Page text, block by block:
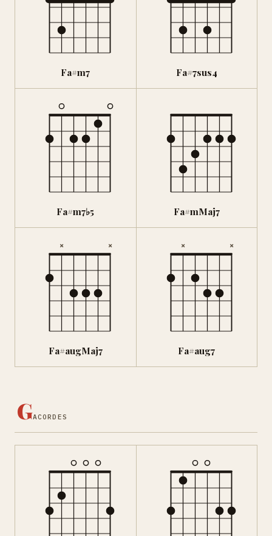
Fa#m7 Fa#7sus4
Fa#m7♭5 Fa#mMaj7
× ×
Fa#augMaj7
× ×
Fa#aug7
GACORDES